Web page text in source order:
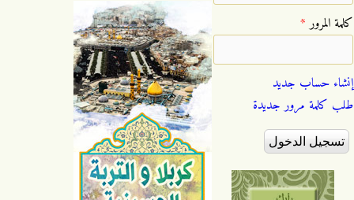
‏كلمة المرور ‏*
إنشاء حساب جديد
طلب كلمة مرور جديدة